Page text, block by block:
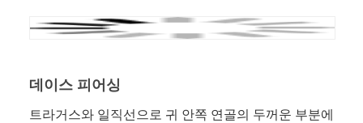
데이스 피어싱
트라거스와 일직선으로 귀 안쪽 연골의 두꺼운 부분에